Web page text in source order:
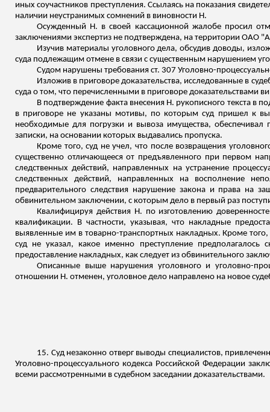
иных соучастников преступления. Ссылаясь на показания
наличии неустранимых сомнений в виновности Н.
Осужденный Н. в своей кассационной жалобе просил
заключениями экспертиз не подтверждена, на территории ОАО
Изучив материалы уголовного дела, обсудив доводы,
суда подлежащим отмене в связи с существенным нарушением
Судом нарушены требования ст. 307 Уголовно-
Изложив в приговоре доказательства, исследованные в
суда о том, что перечисленными в приговоре
В подтверждение факта внесения Н. рукописного текста в
в приговоре не указаны мотивы, по которым суд пришел к
необходимые для погрузки и вывоза имущества, обеспечивал
записки, на основании которых выдавались пропуска.
Кроме того, суд не учел, что после возвращения
существенно отличающееся от предъявленного при первом
следственных действий, направленных на устранение
следственных действий, направленных на восполнение
предварительного следствия нарушение закона и права на
обвинительном заключении, с которым дело в первый раз
Квалифицируя действия Н. по изготовлению
квалификации. В частности, указывая, что накладные
выявленные им в товарно-транспортных накладных. Кроме
суд не указал, какое именно преступление
предоставление накладных, как следует из обвинительного
Описанные выше нарушения уголовного и уголовно-
отношении Н. отменен, уголовное дело направлено на новое
15. Суд незаконно отверг выводы специалистов,
Уголовно-процессуального кодекса Российской Федерации
всеми рассмотренными в судебном заседании доказательствами.